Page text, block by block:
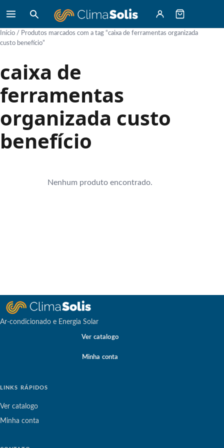
Início / Produtos marcados com a tag “caixa de ferramentas organizada
custo benefício”
caixa de
ferramentas
organizada custo
benefício
Nenhum produto encontrado.
Ar-condicionado e Energia Solar
Ver catalogo
Minha conta
LINKS RÁPIDOS
Ver catalogo
Minha conta